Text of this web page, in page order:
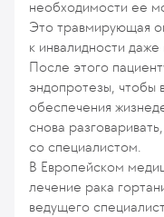
необходимости ее
Это травмирующая
к инвалидности
После этого
эндопротезы, чтобы
обеспечения
снова
со специалистом.
В Европейском
лечение рака
ведущего